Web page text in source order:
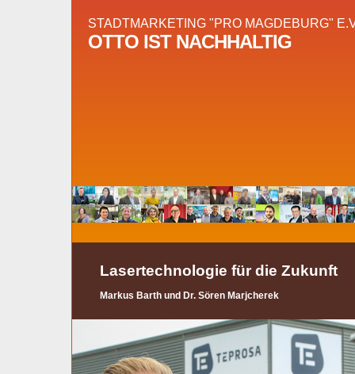
STADTMARKETING "PRO MAGDEBURG"
OTTO IST NACHHALTIG
Lasertechnologie für die Zukunft
Markus Barth und Dr. Sören Marjcherek